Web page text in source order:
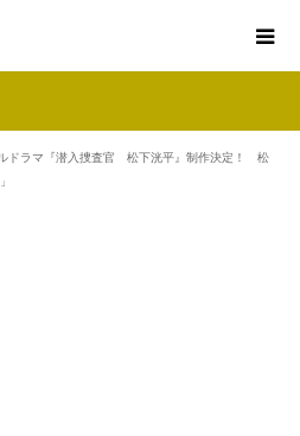
ドラマ『潜入捜査官 松下洸平』制作決定！ 松